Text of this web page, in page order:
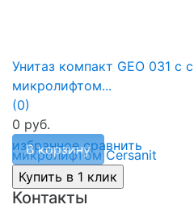
избранное сравнить
Унитаз компакт GEO 031 с
микролифтом...
(0)
0 руб.
В корзину
Контакты